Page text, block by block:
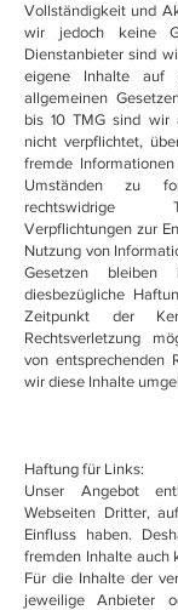
Vollständigkeit und
wir jedoch keine
Dienstanbieter sind
eigene Inhalte auf
allgemeinen
bis 10 TMG sind wir
nicht verpflichtet,
fremde
Umständen zu
rechtswidrige
Verpflichtungen zur
Nutzung von
Gesetzen bleiben
diesbezügliche
Zeitpunkt der
Rechtsverletzung
von entsprechenden
wir diese Inhalte
Haftung für Links:
Unser Angebot
Webseiten Dritter,
Einfluss haben.
fremden Inhalte auch
Für die Inhalte der
jeweilige Anbieter